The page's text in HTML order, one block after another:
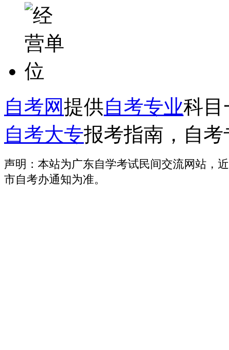
自考网提供自考专业科目
自考大专报考指南，自
声明：本站为广东自学考试民间交流网站，
市自考办通知为准。